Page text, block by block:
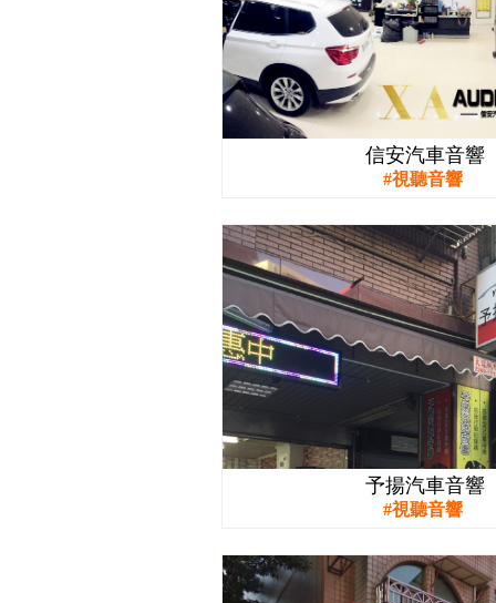
信安汽車音響
視聽音響
予揚汽車音響
視聽音響